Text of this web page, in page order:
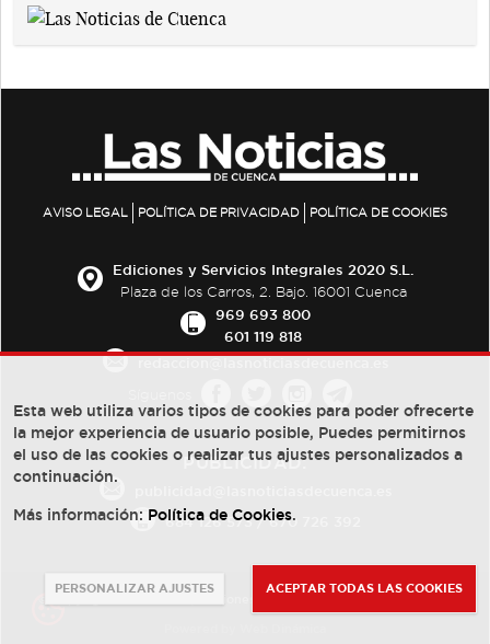
AVISO LEGAL POLÍTICA DE PRIVACIDAD POLÍTICA DE COOKIES
Ediciones y Servicios Integrales 2020 S.L.
Plaza de los Carros, 2. Bajo. 16001 Cuenca
969 693 800
601 119 818
PUBLICIDAD:
684 126 573/670 726 392
Esta web utiliza varios tipos de cookies para poder ofrecerte
la mejor experiencia de usuario posible, Puedes permitirnos
el uso de las cookies o realizar tus ajustes personalizados a
continuación.
Más información: Política de Cookies.
PERSONALIZAR AJUSTES ACEPTAR TODAS LAS COOKIES